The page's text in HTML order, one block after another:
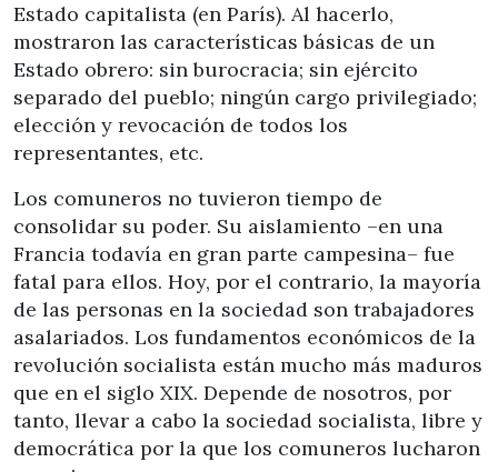
Estado capitalista (en París). Al hacerlo,
mostraron las características básicas de un
Estado obrero: sin burocracia; sin ejército
separado del pueblo; ningún cargo privilegiado;
elección y revocación de todos los
representantes, etc.
Los comuneros no tuvieron tiempo de
consolidar su poder. Su aislamiento –en una
Francia todavía en gran parte campesina– fue
fatal para ellos. Hoy, por el contrario, la mayoría
de las personas en la sociedad son trabajadores
asalariados. Los fundamentos económicos de la
revolución socialista están mucho más maduros
que en el siglo XIX. Depende de nosotros, por
tanto, llevar a cabo la sociedad socialista, libre y
democrática por la que los comuneros lucharon